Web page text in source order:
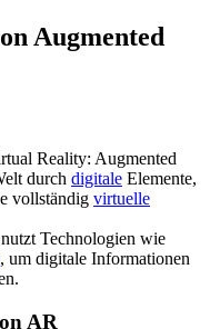
Augmented
Reality: Augmented
durch digitale Elemente,
vollständig virtuelle
Technologien wie
, um digitale Informationen
AR